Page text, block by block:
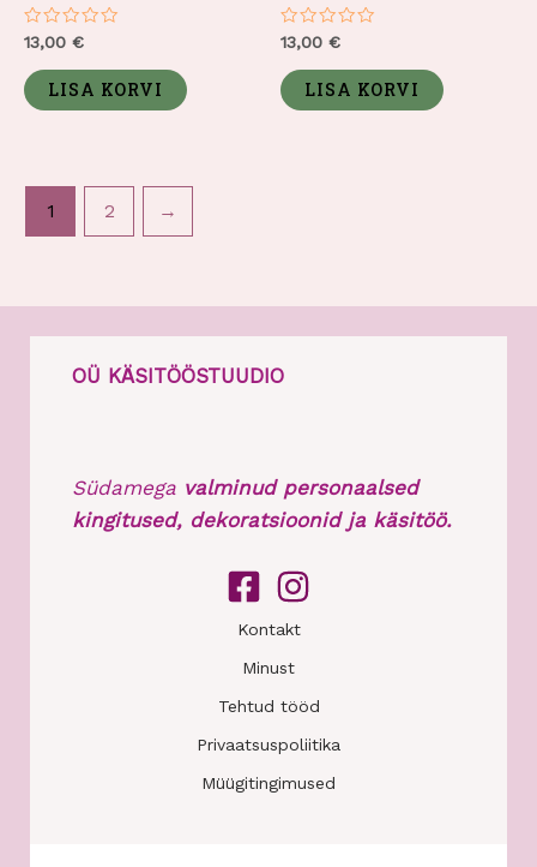
Hinnanguga
5
13,00 €
LISA KORVI
Hinnanguga
5
13,00 €
LISA KORVI
1 2 →
OÜ KÄSITÖÖSTUUDIO
Südamega valminud personaalsed
kingitused, dekoratsioonid ja käsitöö.
Kontakt
Minust
Tehtud tööd
Privaatsuspoliitika
Müügitingimused